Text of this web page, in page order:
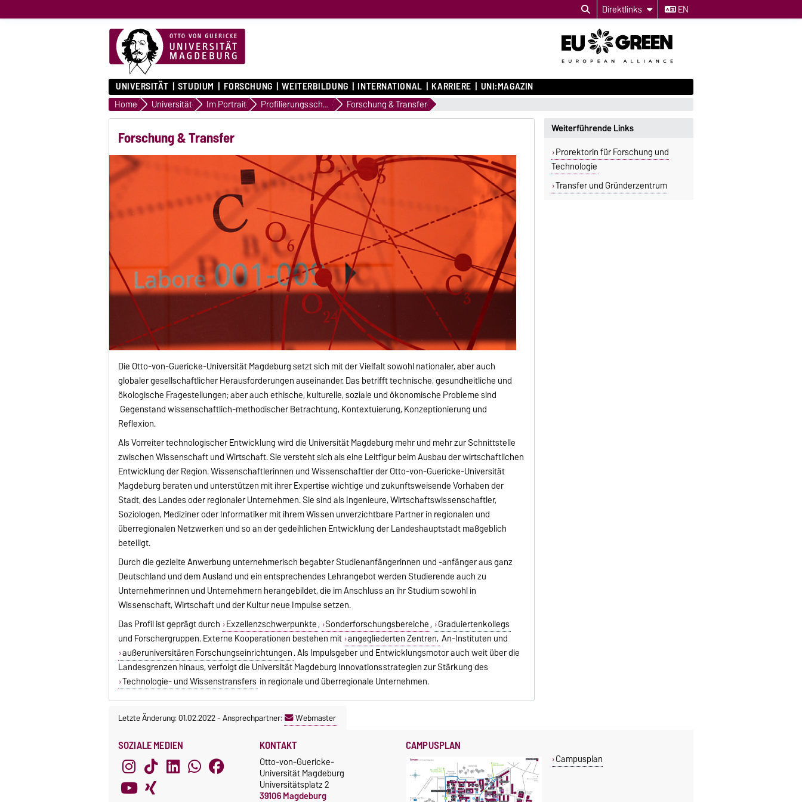
Direktlinks EN
UNIVERSITÄT STUDIUM FORSCHUNG WEITERBILDUNG INTERNATIONAL KARRIERE UNI:MAGAZIN
Home Universität Im Portrait Profilierungsschwerpunkte Forschung & Transfer
Forschung & Transfer
Die Otto-von-Guericke-Universität Magdeburg setzt sich mit der Vielfalt sowohl nationaler, aber auch
globaler gesellschaftlicher Herausforderungen auseinander. Das betrifft technische, gesundheitliche und
ökologische Fragestellungen; aber auch ethische, kulturelle, soziale und ökonomische Probleme sind
Gegenstand wissenschaftlich-methodischer Betrachtung, Kontextuierung, Konzeptionierung und
Reflexion.
Als Vorreiter technologischer Entwicklung wird die Universität Magdeburg mehr und mehr zur Schnittstelle
zwischen Wissenschaft und Wirtschaft. Sie versteht sich als eine Leitfigur beim Ausbau der wirtschaftlichen
Entwicklung der Region. Wissenschaftlerinnen und Wissenschaftler der Otto-von-Guericke-Universität
Magdeburg beraten und unterstützen mit ihrer Expertise wichtige und zukunftsweisende Vorhaben der
Stadt, des Landes oder regionaler Unternehmen. Sie sind als Ingenieure, Wirtschaftswissenschaftler,
Soziologen, Mediziner oder Informatiker mit ihrem Wissen unverzichtbare Partner in regionalen und
überregionalen Netzwerken und so an der gedeihlichen Entwicklung der Landeshauptstadt maßgeblich
beteiligt.
Durch die gezielte Anwerbung unternehmerisch begabter Studienanfängerinnen und -anfänger aus ganz
Deutschland und dem Ausland und ein entsprechendes Lehrangebot werden Studierende auch zu
Unternehmerinnen und Unternehmern herangebildet, die im Anschluss an ihr Studium sowohl in
Wissenschaft, Wirtschaft und der Kultur neue Impulse setzen.
Das Profil ist geprägt durch Exzellenzschwerpunkte, Sonderforschungsbereiche, Graduiertenkollegs
und Forschergruppen. Externe Kooperationen bestehen mit angegliederten Zentren, An-Instituten und
außeruniversitären Forschungseinrichtungen. Als Impulsgeber und Entwicklungsmotor auch weit über die
Landesgrenzen hinaus, verfolgt die Universität Magdeburg Innovationsstrategien zur Stärkung des
Technologie- und Wissenstransfers in regionale und überregionale Unternehmen.
Weiterführende Links
Prorektorin für Forschung und
Technologie
­Transfer und Gründer­zentrum
Letzte Änderung: 01.02.2022-Ansprechpartner: Webmaster
SOZIALE MEDIEN KONTAKT
Otto-von-Guericke-
Universität Magdeburg
Universitätsplatz 2
39106 Magdeburg
CAMPUSPLAN
Campusplan